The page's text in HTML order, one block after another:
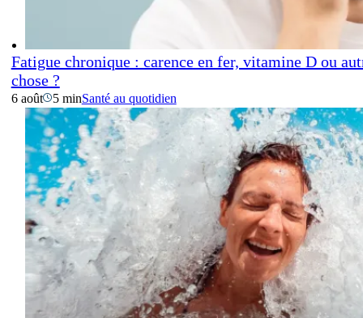
Fatigue chronique : carence en fer, vitamine D ou
chose ?
6 août 5 minSanté au quotidien